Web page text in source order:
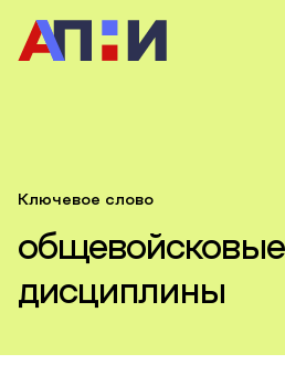
Ключевое слово
общевойсковые
дисциплины